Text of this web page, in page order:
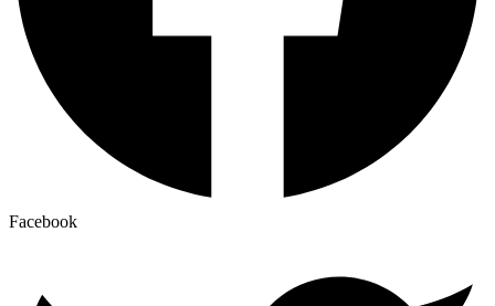
Facebook